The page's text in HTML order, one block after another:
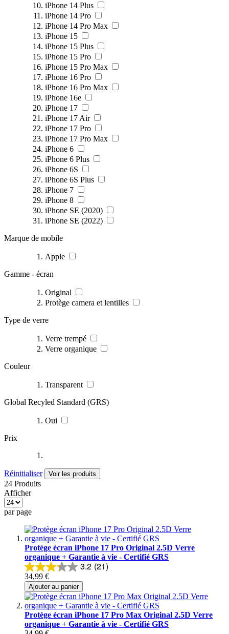
iPhone 14 Plus
iPhone 14 Pro
iPhone 14 Pro Max
iPhone 15
iPhone 15 Plus
iPhone 15 Pro
iPhone 15 Pro Max
iPhone 16 Pro
iPhone 16 Pro Max
iPhone 16e
iPhone 17
iPhone 17 Air
iPhone 17 Pro
iPhone 17 Pro Max
iPhone 6
iPhone 6 Plus
iPhone 6S
iPhone 6S Plus
iPhone 7
iPhone 8
iPhone SE (2020)
iPhone SE (2022)
Marque de mobile
Apple
Gamme - écran
Original
Protège camera et lentilles
Type de verre
Verre trempé
Verre organique
Couleur
Transparent
Global Recyled Standard (GRS)
Oui
Prix
Réinitialiser Voir les produits
24 Produits
Afficher
par page
Protège écran iPhone 17 Pro Original 2.5D Verre
organique + Garantie à vie - Certifié GRS
3.2 (21)
34,99 €
Ajouter au panier
Protège écran iPhone 17 Pro Max Original 2.5D Verre
organique + Garantie à vie - Certifié GRS